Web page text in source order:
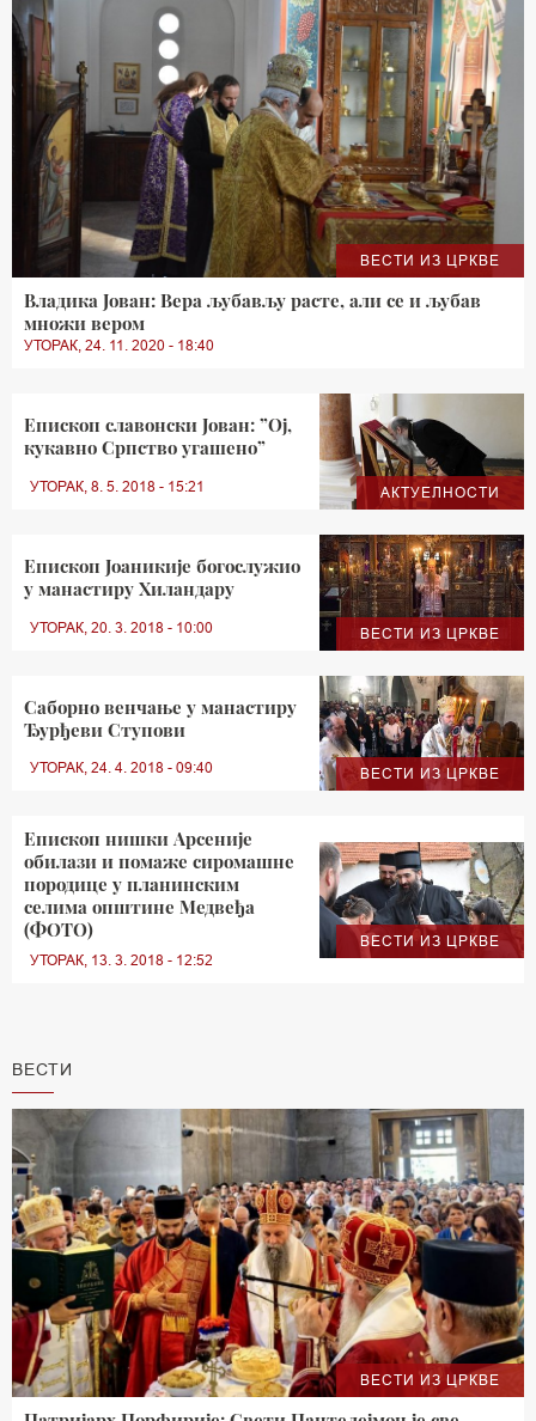
ВЕСТИ ИЗ ЦРКВЕ
Владика Јован: Вера љубављу расте, али се и љубав
множи вером
УТОРАК, 24. 11. 2020 - 18:40
АКТУЕЛНОСТИ
Епископ славонски Јован: ”Ој,
кукавно Српство угашено”
УТОРАК, 8. 5. 2018 - 15:21
ВЕСТИ ИЗ ЦРКВЕ
Епископ Јоаникије богослужио
у манастиру Хиландару
УТОРАК, 20. 3. 2018 - 10:00
ВЕСТИ ИЗ ЦРКВЕ
Саборно венчање у манастиру
Ђурђеви Ступови
УТОРАК, 24. 4. 2018 - 09:40
ВЕСТИ ИЗ ЦРКВЕ
Епископ нишки Арсеније
обилази и помаже сиромашне
породице у планинским
селима општине Медвеђа
(ФОТО)
УТОРАК, 13. 3. 2018 - 12:52
ВЕСТИ
ВЕСТИ ИЗ ЦРКВЕ